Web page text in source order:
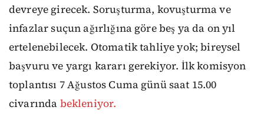
devreye girecek. Soruşturma, kovuşturma ve
infazlar suçun ağırlığına göre beş ya da on yıl
ertelenebilecek. Otomatik tahliye yok; bireysel
başvuru ve yargı kararı gerekiyor. İlk komisyon
toplantısı 7 Ağustos Cuma günü saat 15.00
civarında bekleniyor.